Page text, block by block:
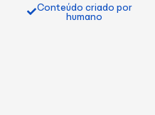
Conteúdo criado por
humano